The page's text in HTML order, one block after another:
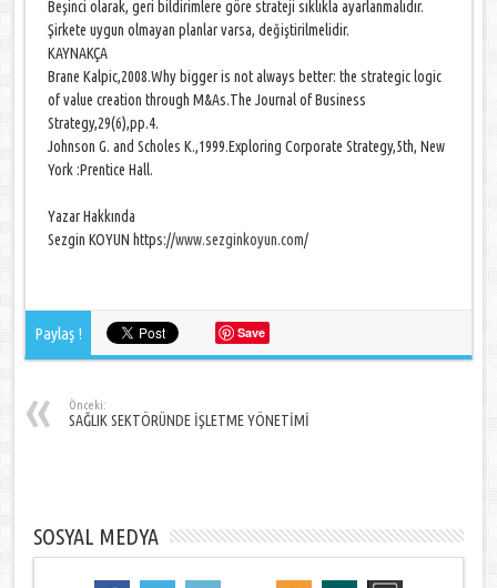
Beşinci olarak, geri bildirimlere göre strateji sıklıkla ayarlanmalıdır.
Şirkete uygun olmayan planlar varsa, değiştirilmelidir.
KAYNAKÇA
Brane Kalpic,2008.Why bigger is not always better: the strategic logic
of value creation through M&As.The Journal of Business
Strategy,29(6),pp.4.
Johnson G. and Scholes K.,1999.Exploring Corporate Strategy,5th, New
York :Prentice Hall.
Yazar Hakkında
Sezgin KOYUN https://www.sezginkoyun.com/
Paylaş ! Save
Önceki:
SAĞLIK SEKTÖRÜNDE İŞLETME YÖNETİMİ
SOSYAL MEDYA